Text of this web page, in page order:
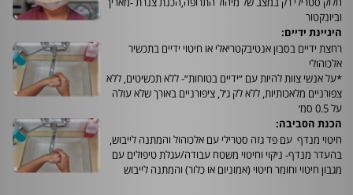
וביונקטור
היגיינת ידיים:
רחצת ידיים בסבון אנטיבקטריאלי או חיטוי ידיים בתכשיר
אלכוהולי
*על אנשי צוות להיות עם ״ידיים בטוחות״- ללא תכשיטים, ללא
צפורניים מלאכותיות, ללא לק ג׳ל, ציפורניים באורך שלא עולה
על 0.5 סמ׳
הכנת הסביבה:
חיטוי מנדף עם פד גזה סטרילי עם אלכוהול והמתנה לייבוש,
בהעדר מנדף- ניקוי וחיטוי משטח עבודה/עגלת טיפולים עם
מגבון חיטוי וחומר חיטוי (אמוניום או כלור) והמתנה לייבוש